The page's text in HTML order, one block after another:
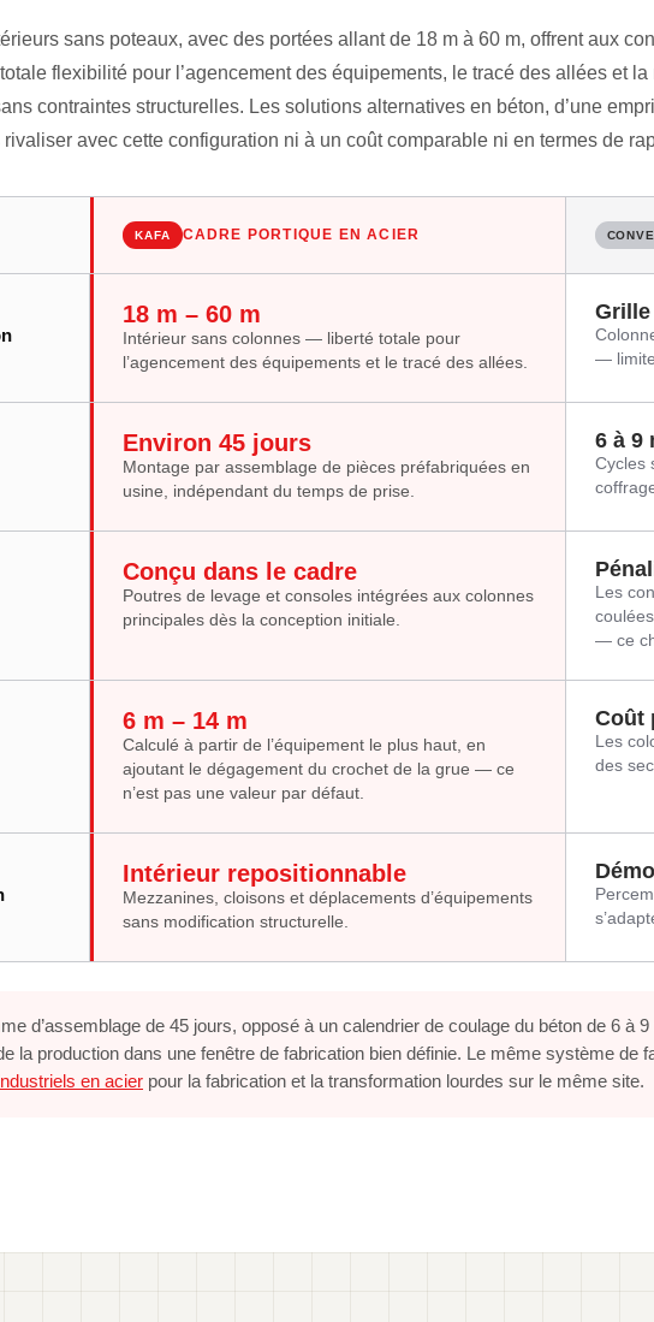
sans poteaux, avec des portées allant de 18 m à 60 m, offrent aux
flexibilité pour l’agencement des équipements, le tracé des allées et
contraintes structurelles. Les solutions alternatives en béton, d’une
avec cette configuration ni à un coût comparable ni en termes de
KAFA CADRE PORTIQUE EN ACIER
18 m – 60 m
Intérieur sans colonnes — liberté totale pour
l’agencement des équipements et le tracé des allées.
— limite
Environ 45 jours
Montage par assemblage de pièces préfabriquées en
usine, indépendant du temps de prise.
6 à 9
Cycles
Conçu dans le cadre
Poutres de levage et consoles intégrées aux colonnes
principales dès la conception initiale.
Les
— ce
6 m – 14 m
Calculé à partir de l’équipement le plus haut, en
ajoutant le dégagement du crochet de la grue — ce
n’est pas une valeur par défaut.
Coût
Les
des
Intérieur repositionnable
Mezzanines, cloisons et déplacements d’équipements
sans modification structurelle.
d’assemblage de 45 jours, opposé à un calendrier de coulage du béton de 6 à
la production dans une fenêtre de fabrication bien définie. Le même système de
en acier pour la fabrication et la transformation lourdes sur le même site.